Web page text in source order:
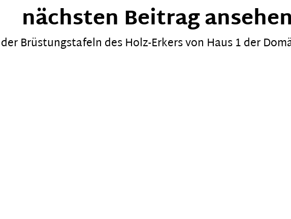
nächsten Beitrag ansehen
Brüstungstafeln des Holz-Erkers von Haus 1 der